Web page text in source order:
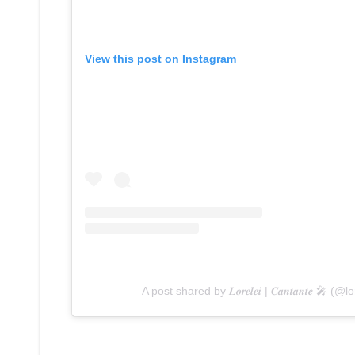
View this post on Instagram
A post shared by 𝑳𝒐𝒓𝒆𝒍𝒆𝒊 | 𝑪𝒂𝒏𝒕𝒂𝒏𝒕𝒆 🎤